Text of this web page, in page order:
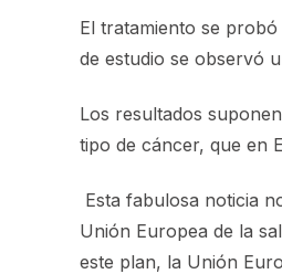
El tratamiento se
de estudio se observó
Los resultados
tipo de cáncer, que en
Esta fabulosa noticia
Unión Europea de la
este plan, la Unión